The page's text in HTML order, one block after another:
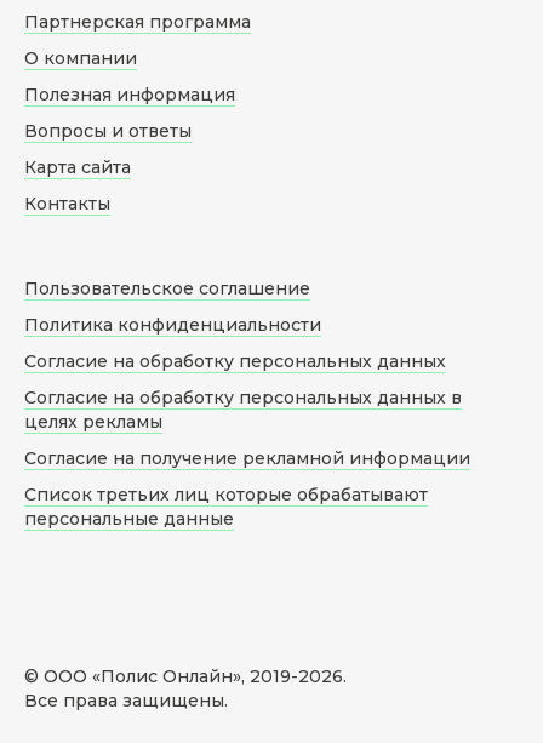
© ООО «Полис Онлайн», 2019-2026.
Все права защищены.
Партнерская программа
О компании
Полезная информация
Вопросы и ответы
Карта сайта
Контакты
Пользовательское соглашение
Политика конфиденциальности
Согласие на обработку персональных данных
Согласие на обработку персональных данных в
целях рекламы
Согласие на получение рекламной информации
Список третьих лиц которые обрабатывают
персональные данные